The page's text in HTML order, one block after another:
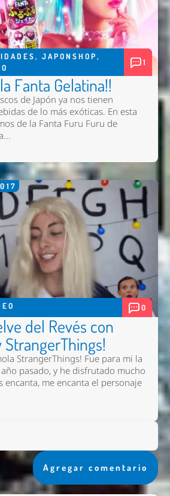
, JAPONSHOP,
1
Fanta Gelatina!!
de Japón ya nos tienen
de lo más exóticas. En esta
de la Fanta Furu Furu de
0
del Revés con
StrangerThings! Fue para mi la
pasado, y he disfrutado mucho
encanta, me encanta el personaje
Agregar comentario